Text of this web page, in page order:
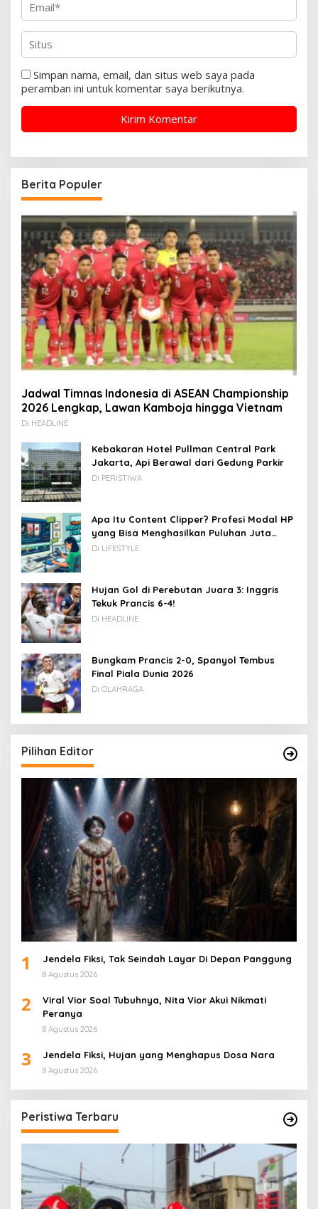
Simpan nama, email, dan situs web saya pada
peramban ini untuk komentar saya berikutnya.
Berita Populer
Jadwal Timnas Indonesia di ASEAN Championship
2026 Lengkap, Lawan Kamboja hingga Vietnam
Di HEADLINE
Kebakaran Hotel Pullman Central Park
Jakarta, Api Berawal dari Gedung Parkir
Di PERISTIWA
Apa Itu Content Clipper? Profesi Modal HP
yang Bisa Menghasilkan Puluhan Juta
Rupiah
Di LIFESTYLE
Hujan Gol di Perebutan Juara 3: Inggris
Tekuk Prancis 6-4!
Di HEADLINE
Bungkam Prancis 2-0, Spanyol Tembus
Final Piala Dunia 2026
Di OLAHRAGA
Pilihan Editor
1 Jendela Fiksi, Tak Seindah Layar Di Depan Panggung
8 Agustus 2026
2
Viral Vior Soal Tubuhnya, Nita Vior Akui Nikmati
Peranya
8 Agustus 2026
3 Jendela Fiksi, Hujan yang Menghapus Dosa Nara
8 Agustus 2026
Peristiwa Terbaru